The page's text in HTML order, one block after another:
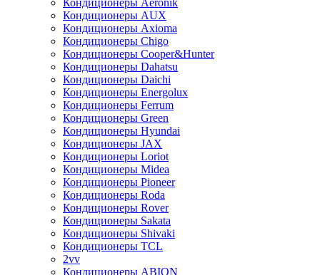
Кондиционеры Aeronik
Кондиционеры AUX
Кондиционеры Axioma
Кондиционеры Chigo
Кондиционеры Cooper&Hunter
Кондиционеры Dahatsu
Кондиционеры Daichi
Кондиционеры Energolux
Кондиционеры Ferrum
Кондиционеры Green
Кондиционеры Hyundai
Кондиционеры JAX
Кондиционеры Loriot
Кондиционеры Midea
Кондиционеры Pioneer
Кондиционеры Roda
Кондиционеры Rover
Кондиционеры Sakata
Кондиционеры Shivaki
Кондиционеры TCL
2vv
Кондиционеры ABION